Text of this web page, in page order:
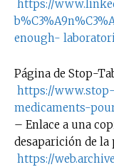
https://
enough-
Página de Stop-
https://
medicaments-
– Enlace a una
desaparición de
https://